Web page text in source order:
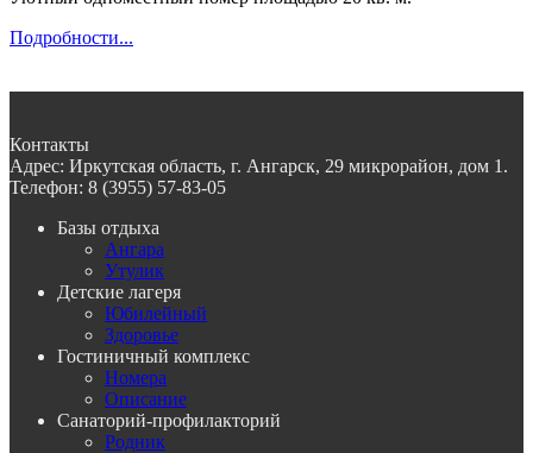
Подробности...
Контакты
Адрес: Иркутская область, г. Ангарск, 29 микрорайон, дом 1.
Телефон: 8 (3955) 57-83-05
Базы отдыха
Ангара
Утулик
Детские лагеря
Юбилейный
Здоровье
Гостиничный комплекс
Номера
Описание
Санаторий-профилакторий
Родник